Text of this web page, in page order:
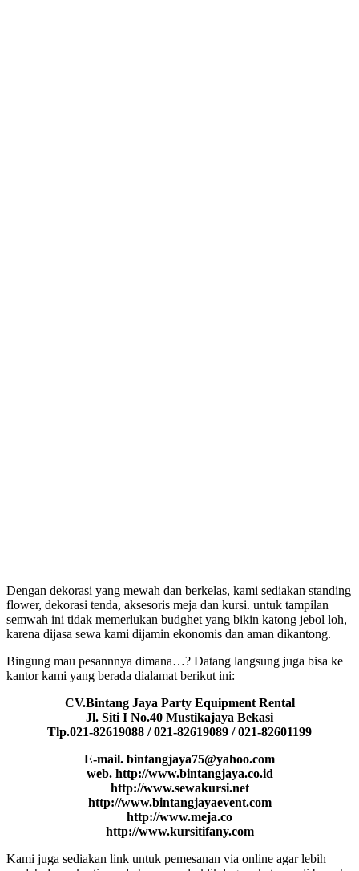
Dengan dekorasi yang mewah dan berkelas, kami sediakan standing
flower, dekorasi tenda, aksesoris meja dan kursi. untuk tampilan
semwah ini tidak memerlukan budghet yang bikin katong jebol loh,
karena dijasa sewa kami dijamin ekonomis dan aman dikantong.
Bingung mau pesannnya dimana…? Datang langsung juga bisa ke
kantor kami yang berada dialamat berikut ini:
CV.Bintang Jaya Party Equipment Rental
Jl. Siti I No.40 Mustikajaya Bekasi
Tlp.021-82619088 / 021-82619089 / 021-82601199
E-mail. bintangjaya75@yahoo.com
web. http://www.bintangjaya.co.id
http://www.sewakursi.net
http://www.bintangjayaevent.com
http://www.meja.co
http://www.kursitifany.com
Kami juga sediakan link untuk pemesanan via online agar lebih